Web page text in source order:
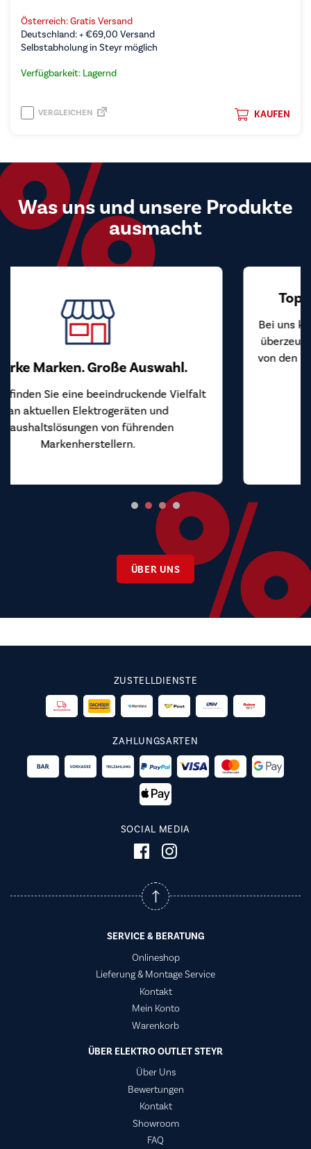
Österreich: Gratis Versand
Deutschland: +€69,00 Versand
Selbstabholung in Steyr möglich
Verfügbarkeit: Lagernd
KAUFEN
VERGLEICHEN
Was uns und unsere Produkte
ausmacht
Top Preis-Leistungs-Verhältnis
Bei uns kaufen Sie Markengeräte zu Preisen, die
überzeugen. Wir beziehen unsere Geräte direkt
von den Herstellern und geben diesen Vorteil an
Sie weiter.
ÜBER UNS
ZUSTELLDIENSTE
ZAHLUNGSARTEN
SOCIAL MEDIA
SERVICE & BERATUNG
Onlineshop
Lieferung & Montage Service
Kontakt
Mein Konto
Warenkorb
ÜBER ELEKTRO OUTLET STEYR
Über Uns
Bewertungen
Kontakt
Showroom
FAQ